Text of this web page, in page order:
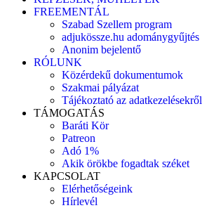
FREEMENTÁL
Szabad Szellem program
adjukössze.hu adománygyűjtés
Anonim bejelentő
RÓLUNK
Közérdekű dokumentumok
Szakmai pályázat
Tájékoztató az adatkezelésekről
TÁMOGATÁS
Baráti Kör
Patreon
Adó 1%
Akik örökbe fogadtak széket
KAPCSOLAT
Elérhetőségeink
Hírlevél